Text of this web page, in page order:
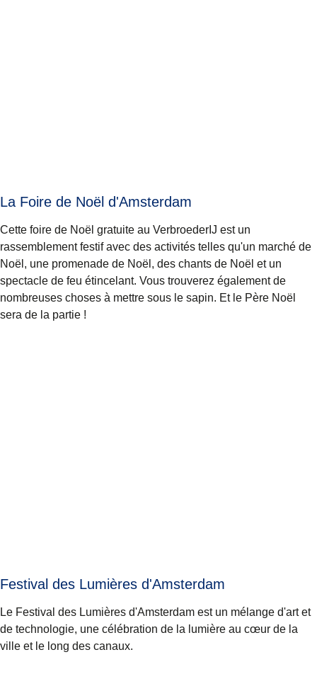
La Foire de Noël d'Amsterdam
Cette foire de Noël gratuite au VerbroederIJ est un
rassemblement festif avec des activités telles qu'un marché de
Noël, une promenade de Noël, des chants de Noël et un
spectacle de feu étincelant. Vous trouverez également de
nombreuses choses à mettre sous le sapin. Et le Père Noël
sera de la partie !
Festival des Lumières d'Amsterdam
Le Festival des Lumières d'Amsterdam est un mélange d'art et
de technologie, une célébration de la lumière au cœur de la
ville et le long des canaux.